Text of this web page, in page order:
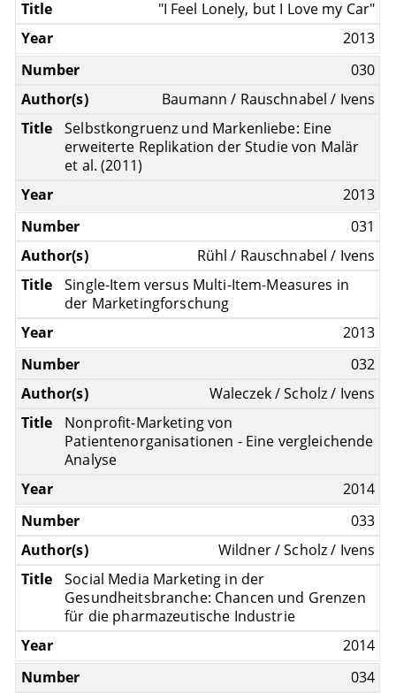
"I Feel Lonely, but I Love my Car"
2013
030
Baumann / Rauschnabel / Ivens
Selbstkongruenz und Markenliebe: Eine
erweiterte Replikation der Studie von Malär
et al. (2011)
2013
031
Rühl / Rauschnabel / Ivens
Single-Item versus Multi-Item-Measures in
der Marketingforschung
2013
032
Waleczek / Scholz / Ivens
Nonprofit-Marketing von
Patientenorganisationen - Eine vergleichende
Analyse
2014
033
Wildner / Scholz / Ivens
Social Media Marketing in der
Gesundheitsbranche: Chancen und Grenzen
für die pharmazeutische Industrie
2014
034